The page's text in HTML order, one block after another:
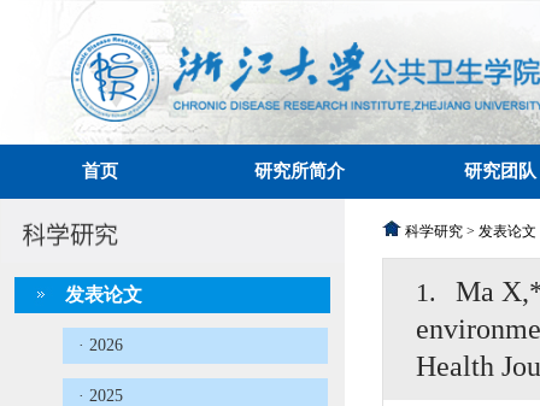
首页 研究所简介 研究团队
发表论文
· 2026
· 2025
科学研究 > 发表论文
1.
Ma
Health